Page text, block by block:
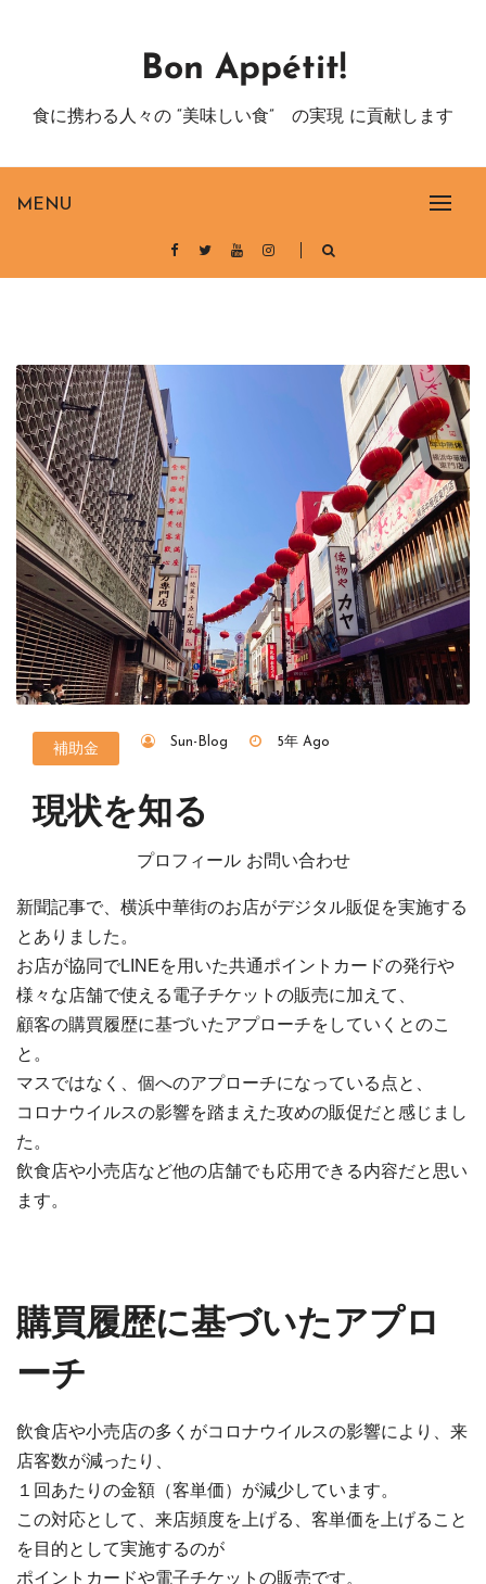
MENU
Bon Appétit!
食に携わる人々の “美味しい食” の実現 に貢献します
補助金 Sun-Blog 5年 Ago
現状を知る
プロフィール お問い合わせ
新聞記事で、横浜中華街のお店がデジタル販促を実施する
とありました。
お店が協同でLINEを用いた共通ポイントカードの発行や
様々な店舗で使える電子チケットの販売に加えて、
顧客の購買履歴に基づいたアプローチをしていくとのこ
と。
マスではなく、個へのアプローチになっている点と、
コロナウイルスの影響を踏まえた攻めの販促だと感じまし
た。
飲食店や小売店など他の店舗でも応用できる内容だと思い
ます。
購買履歴に基づいたアプロ
ーチ
飲食店や小売店の多くがコロナウイルスの影響により、来
店客数が減ったり、
１回あたりの金額（客単価）が減少しています。
この対応として、来店頻度を上げる、客単価を上げること
を目的として実施するのが
ポイントカードや電子チケットの販売です。